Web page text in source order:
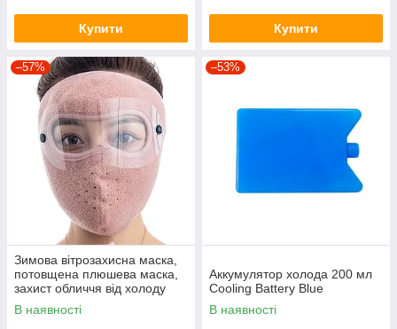
Купити Купити
–57%
Зимова вітрозахисна маска,
потовщена плюшева маска,
захист обличчя від холоду
для їзди на велосипеді
Рожевий
В наявності
–53%
Аккумулятор холода 200 мл
Cooling Battery Blue
В наявності